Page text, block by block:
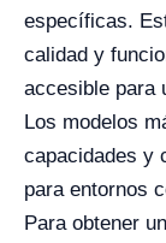
específicas.
calidad y
accesible para
Los modelos
capacidades y
para entornos
Para obtener